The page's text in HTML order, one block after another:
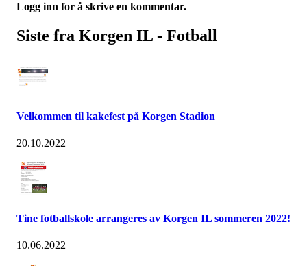
Logg inn for å skrive en kommentar.
Siste fra Korgen IL - Fotball
Velkommen til kakefest på Korgen Stadion
20.10.2022
Tine fotballskole arrangeres av Korgen IL sommeren 2022!
10.06.2022